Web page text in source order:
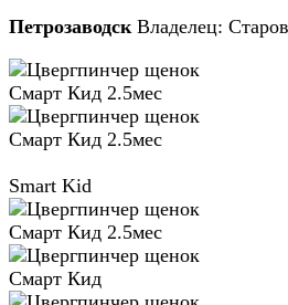
Петрозаводск Владелец:
Смарт Кид 2.5мес
Смарт Кид 2.5мес
Smart Kid
Смарт Кид 2.5мес
Смарт Кид